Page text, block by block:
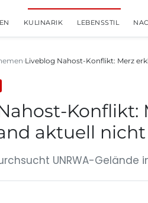
KULINARIK LEBENSSTIL
Liveblog Nahost-Konflikt: Merz
aktuell
UNRWA-